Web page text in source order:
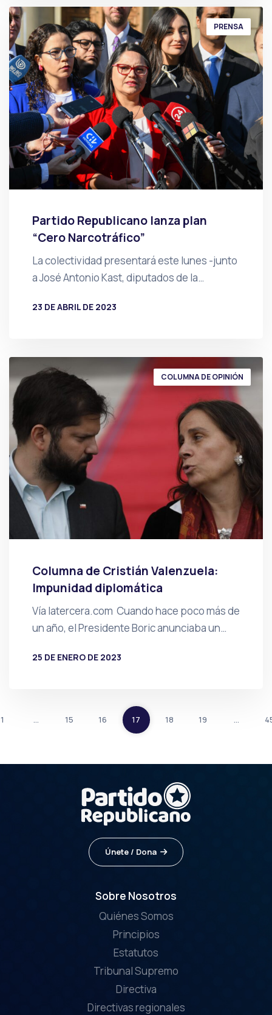
PRENSA
Partido Republicano lanza plan
“Cero Narcotráfico”
La colectividad presentará este lunes -junto
a José Antonio Kast, diputados de la…
23 DE ABRIL DE 2023
COLUMNA DE OPINIÓN
Columna de Cristián Valenzuela:
Impunidad diplomática
Vía latercera.com Cuando hace poco más de
un año, el Presidente Boric anunciaba un…
25 DE ENERO DE 2023
1 … 15 16 17 18 19 …
Únete / Dona
Sobre Nosotros
Quiénes Somos
Principios
Estatutos
Tribunal Supremo
Directiva
Directivas regionales